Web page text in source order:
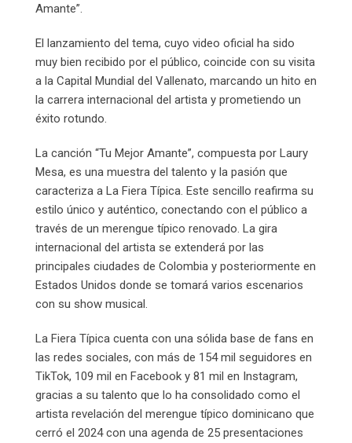
Amante”.
El lanzamiento del tema, cuyo video oficial ha sido
muy bien recibido por el público, coincide con su visita
a la Capital Mundial del Vallenato, marcando un hito en
la carrera internacional del artista y prometiendo un
éxito rotundo.
La canción “Tu Mejor Amante”, compuesta por Laury
Mesa, es una muestra del talento y la pasión que
caracteriza a La Fiera Típica. Este sencillo reafirma su
estilo único y auténtico, conectando con el público a
través de un merengue típico renovado. La gira
internacional del artista se extenderá por las
principales ciudades de Colombia y posteriormente en
Estados Unidos donde se tomará varios escenarios
con su show musical.
La Fiera Típica cuenta con una sólida base de fans en
las redes sociales, con más de 154 mil seguidores en
TikTok, 109 mil en Facebook y 81 mil en Instagram,
gracias a su talento que lo ha consolidado como el
artista revelación del merengue típico dominicano que
cerró el 2024 con una agenda de 25 presentaciones